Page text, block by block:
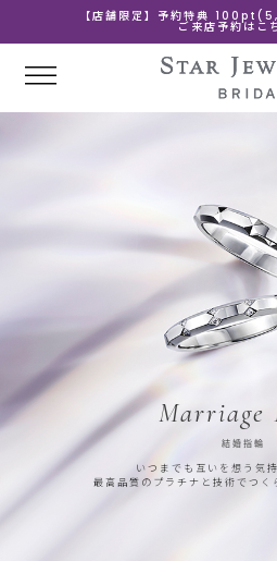
【店舗限定】予約特典
ご来店予約はこ
Marriage
結婚指輪
いつまでも互いを想う気
最高品質のプラチナと技術でつく